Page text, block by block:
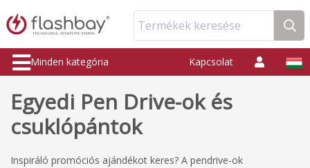
Termékek keresése
Minden kategória Kapcsolat
Egyedi Pen Drive-ok és
csuklópántok
Inspiráló promóciós ajándékot keres? A pendrive-ok